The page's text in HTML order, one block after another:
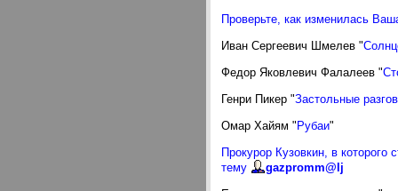
Проверьте, как изменилась
Иван Сергеевич Шмелев "
Федор Яковлевич Фалалеев "
Генри Пикер "Застольные
Омар Хайям " Рубаи"
Прокурор Кузовкин, в
тему
gazpromm@lj